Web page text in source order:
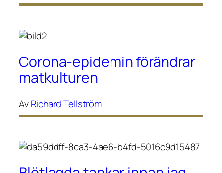
Corona-epidemin förändrar
matkulturen
AvRichard Tellström